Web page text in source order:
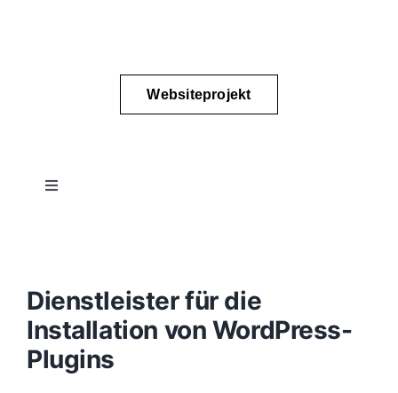
Websiteprojekt
Toggle
Konzept
Design
Dienstleister für die
Installation von WordPress-
Plugins